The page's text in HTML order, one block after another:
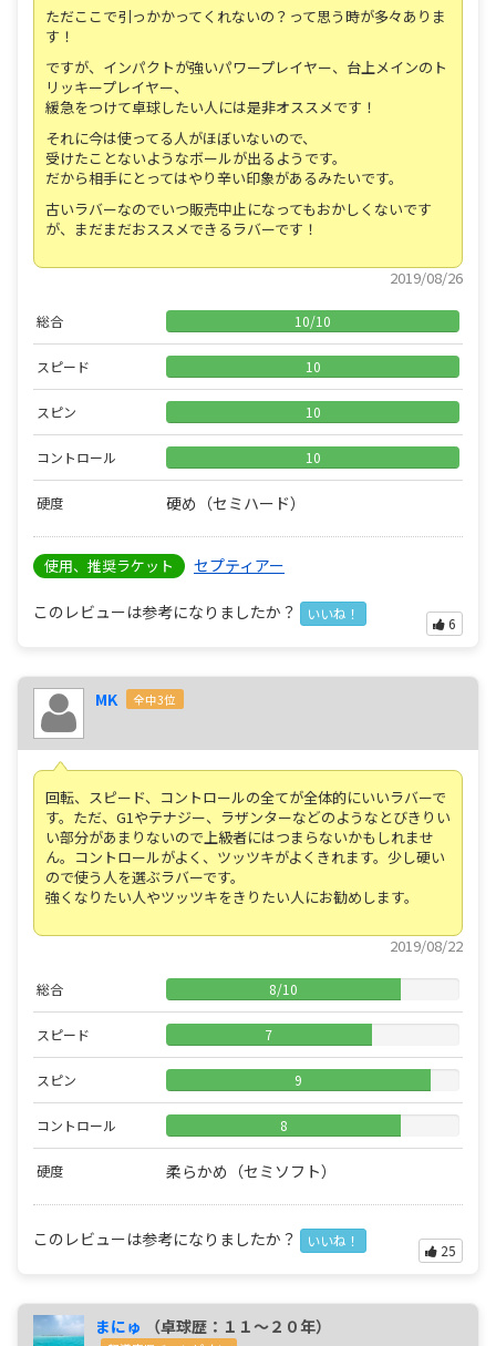
ただここで引っかかってくれないの？って思う時が多々ありま
す！
ですが、インパクトが強いパワープレイヤー、台上メインのト
リッキープレイヤー、
緩急をつけて卓球したい人には是非オススメです！
それに今は使ってる人がほぼいないので、
受けたことないようなボールが出るようです。
だから相手にとってはやり辛い印象があるみたいです。
古いラバーなのでいつ販売中止になってもおかしくないです
が、まだまだおススメできるラバーです！
2019/08/26
総合 10/10
スピード 10
スピン 10
コントロール 10
硬度 硬め（セミハード）
使用、推奨ラケット セプティアー
このレビューは参考になりましたか？ いいね！
6
MK 全中3位
回転、スピード、コントロールの全てが全体的にいいラバーで
す。ただ、G1やテナジー、ラザンターなどのようなとびきりい
い部分があまりないので上級者にはつまらないかもしれませ
ん。コントロールがよく、ツッツキがよくきれます。少し硬い
ので使う人を選ぶラバーです。
強くなりたい人やツッツキをきりたい人にお勧めします。
2019/08/22
総合 8/10
スピード 7
スピン 9
コントロール 8
硬度 柔らかめ（セミソフト）
このレビューは参考になりましたか？ いいね！
25
まにゅ （卓球歴：１１～２０年）